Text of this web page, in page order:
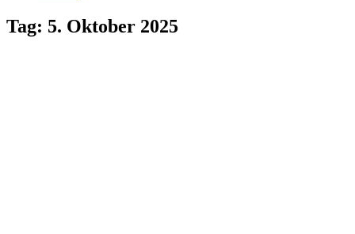
Tag: 5. Oktober 2025